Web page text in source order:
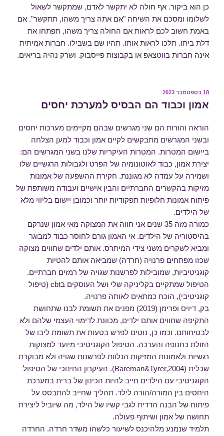
כן הוא ביקור. אף חולה לא יתקשר לאדם, שמתקשר לשאול
לשלומו ומסכם את השיחה "אם אתה צריך משהו, תתקשר". אם
באמת חשוב לכם לראות אם החולה צריך משהו, תפתחו את
דלת ביתו. תלכו לראות אותו. תהיו שם בשבילו. חברות אמיתית
אינה חברות בווטצאפ או בקבוצות פייסבוק. ושרק נהיה בריאים.
פורסם
18 בספטמבר 2023
אמון וכבוד הם הבסיס למערכת יחסים
הוראה והורות הם שני מגרשים שבהם מקיימים מערכות יחסים
ובשני המגרשים מתבקשים לקיים אמון וכבוד למען הצלחה
ביישום המטרות. המטרות העיקריות שלנו בשני המגרשים הם:
יצירת אמון, כבוד לאוטונומיה של הפרט ולגבולות הרגשיים שלו
ושמירה על עמדה לא מגוננת. חקירת ההשפעה של אמונות
מזיקות בהקשרים החברתיים והבין אישיים ועבודה משותפת של
פיתוח אמונות חלופיות תפקודיות יותר וכמובן יישום בליווי מלא
של הילדים.
כמורה מזה 35 שנים אני חווה את המצוקה מאי אמון שנרקם
בהיסטוריה של הילדים. אי האמון גורם לחוסר כבוד למבוגר
ומביא לשקרים משני צידי המיתרס. אותם ילדים שחווים מצוקה
שכזו מפתחים פרנויה (חרדה) שמביאה אותם להטיות
קוגניטיביות, שמובילות לפרשנות שגויה של רמזים חברתיים.
הטיפול שמתקיים בקליניקה שלי ושל העוסקים בcbt (טיפול
קוגניטיבי), הוכח כמתאים לאותה פרנויה.
בק, דיויס ופרימן (2019) מפנים את תשומת לבנו שתחושת
התקיפה שחווים אותם ילדים, מכוונת לדימוי העצמי שלהם ולא
לבטיחותם. וכמו כן, נוטים לפרש בטעות את תשומת ליבו של
הזולת כחנופה והערכה. הטיפול הקוגניטיבי מיועד למצוקות
רגשיות ולאמונות המזיקות הנלוות לפרשנות שגויה ולא מבוקרת
שכלית (Bareman&Tyrer,2004). העיקרון החינוכי של הטיפול
הקוגניטיבי עם הילדים חייב להיות הכינון של ברית במערכת
היחסים בין המורה/הורה לילד. תהליך שחייב להתבסס על
פיתוח של הבנה הדדית לגבי קשיו של הילד, מה שיוביל ליצירת
תחושה של אמון ושיתוף פעולה.
תלמיד שנמנע מלהיכנס לשיעור כלשהו משדר חרדה. החרדה